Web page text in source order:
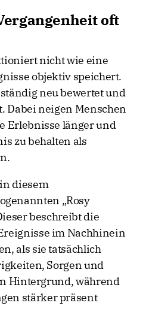
oft
nicht wie eine
objektiv speichert.
neu bewertet und
Dabei neigen Menschen
Erlebnisse länger und
zu behalten als
diesem
„Rosy
beschreibt die
im Nachhinein
als sie tatsächlich
Sorgen und
Hintergrund, während
stärker präsent